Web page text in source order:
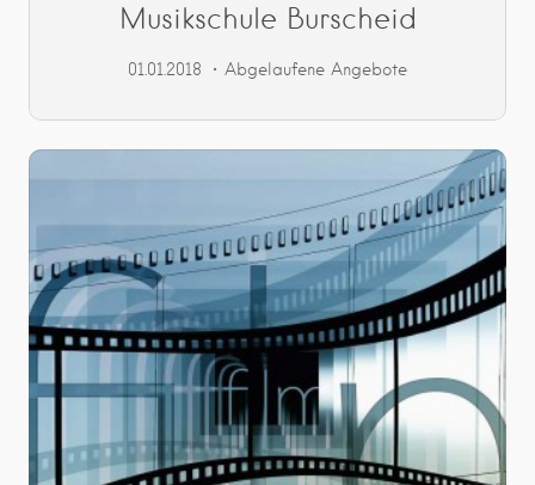
Musikschule Burscheid
01.01.2018 Abgelaufene Angebote